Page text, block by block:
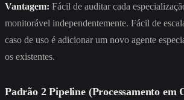
Vantagem: Fácil de auditar cada
monitorável independentemente. Fácil de
caso de uso é adicionar um novo agente
os existentes.
Padrão 2 Pipeline (Processamento em